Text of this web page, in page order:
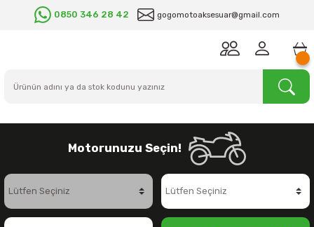
0850 346 28 42 gogomotoaksesuar@gmail.com
Motorunuzu Seçin!